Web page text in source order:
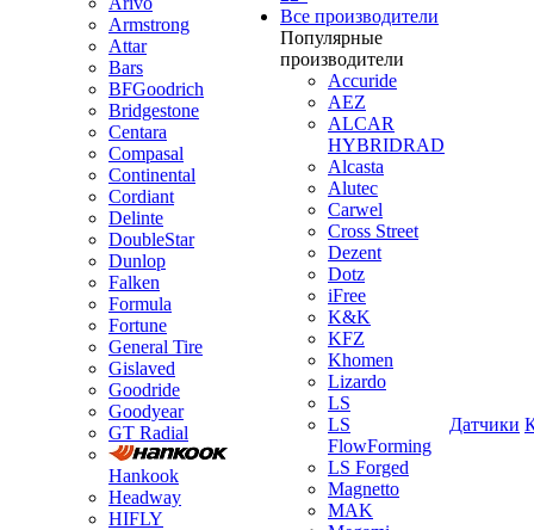
Armstrong
Attar
Bars
BFGoodrich
Bridgestone
Centara
Compasal
Continental
Cordiant
Delinte
DoubleStar
Dunlop
Falken
Formula
Fortune
General Tire
Gislaved
Goodride
Goodyear
GT Radial
Hankook
Headway
HIFLY
Все производители
Популярные
производители
Accuride
AEZ
ALCAR
HYBRIDRAD
Alcasta
Alutec
Carwel
Cross Street
Dezent
Dotz
iFree
K&K
KFZ
Khomen
Lizardo
LS
LS
FlowForming
LS Forged
Magnetto
MAK
Датчики